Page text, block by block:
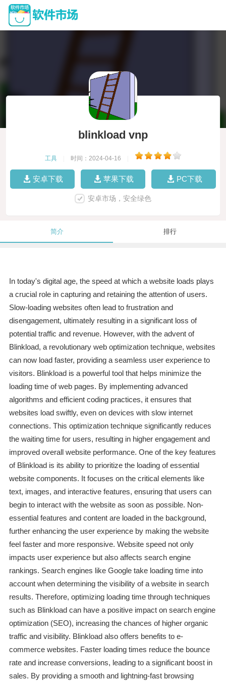
blinkload vnp
工具 时间：2024-04-16
安卓下载 苹果下载 PC下载
安卓市场，安全绿色
简介 排行
In today's digital age, the speed at which a website loads plays
a crucial role in capturing and retaining the attention of users.
Slow-loading websites often lead to frustration and
disengagement, ultimately resulting in a significant loss of
potential traffic and revenue. However, with the advent of
Blinkload, a revolutionary web optimization technique, websites
can now load faster, providing a seamless user experience to
visitors. Blinkload is a powerful tool that helps minimize the
loading time of web pages. By implementing advanced
algorithms and efficient coding practices, it ensures that
websites load swiftly, even on devices with slow internet
connections. This optimization technique significantly reduces
the waiting time for users, resulting in higher engagement and
improved overall website performance. One of the key features
of Blinkload is its ability to prioritize the loading of essential
website components. It focuses on the critical elements like
text, images, and interactive features, ensuring that users can
begin to interact with the website as soon as possible. Non-
essential features and content are loaded in the background,
further enhancing the user experience by making the website
feel faster and more responsive. Website speed not only
impacts user experience but also affects search engine
rankings. Search engines like Google take loading time into
account when determining the visibility of a website in search
results. Therefore, optimizing loading time through techniques
such as Blinkload can have a positive impact on search engine
optimization (SEO), increasing the chances of higher organic
traffic and visibility. Blinkload also offers benefits to e-
commerce websites. Faster loading times reduce the bounce
rate and increase conversions, leading to a significant boost in
sales. By providing a smooth and lightning-fast browsing